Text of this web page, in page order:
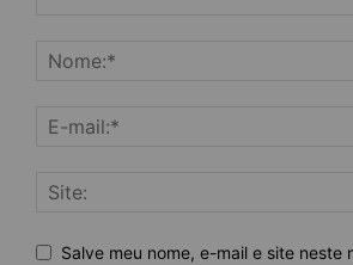
Salve meu nome, e-mail e site neste